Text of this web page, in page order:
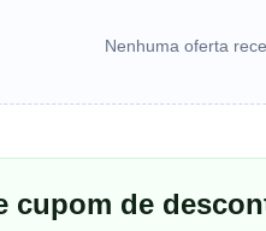
Nenhuma oferta
cupom de